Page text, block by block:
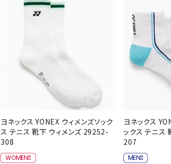
バドミントンラケット
シャトル
グリップテープ
ソックス
その他アクセサリー
卓球
卓球
卓
ボー
そ
バドミントンシューズ
フィットネスシューズ
陸上スパイク・シューズ
ハンドボールシューズ
ウォーキング・トレッ
キッズカジュアル
スイム・競泳
サンダル
ヨネックス YONEX ウィメンズソック
ス テニス 靴下 ウィメンズ 29252-
308
ヨネックス
ックス テニス
207